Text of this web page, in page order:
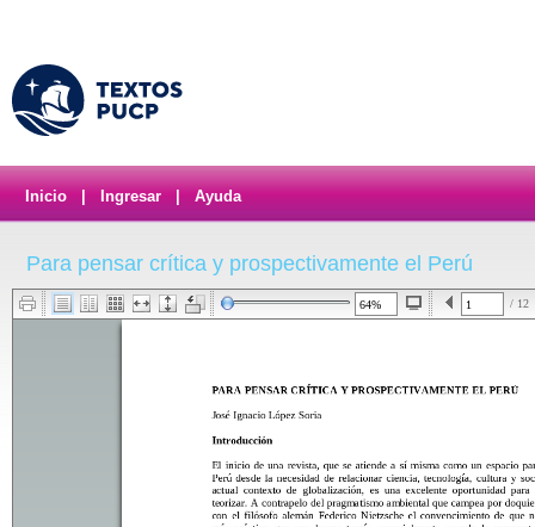
Inicio Ingresar Ayuda
Para pensar crítica y prospectivamente el Perú
/ 12